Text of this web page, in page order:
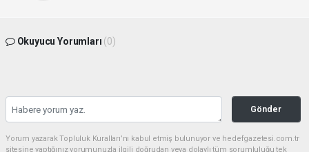
Okuyucu Yorumları (0)
Gönder
Yorum yazarak Topluluk Kuralları’nı kabul etmiş bulunuyor ve hedefgazetesi.com.tr
sitesine yaptığınız yorumunuzla ilgili doğrudan veya dolaylı tüm sorumluluğu tek